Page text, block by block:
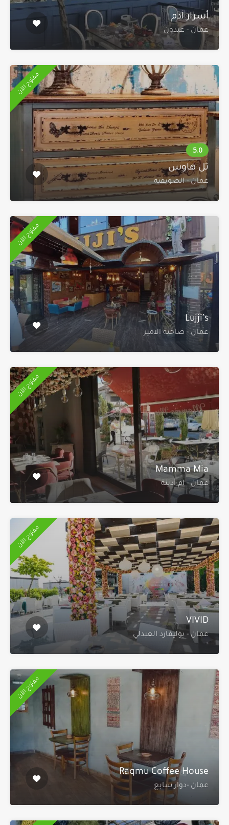
أسرار آدم
عمان - عبدون
مفتوح الآن
تل هاوس
عمان - الصويفيه
مفتوح الآن
Lujji’s
عمان - ضاحية الامير
مفتوح الآن
Mamma Mia
عمان - ام أذينة
مفتوح الآن
VIVID
عمان - بوليفارد العبدلي
مفتوح الآن
Raqmu Coffee House
عمان -دوار سابع